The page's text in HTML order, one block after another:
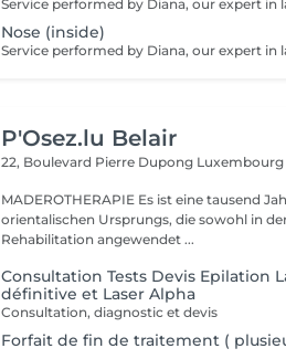
Nose (inside)
P'Osez.lu Belair
22, Boulevard Pierre Dupong Luxembourg
MADEROTHERAPIE Es ist eine tausend Jahre alte Technik
orientalischen Ursprungs, die sowohl in
Rehabilitation angewendet ...
Consultation Tests Devis Epilation
définitive et Laser Alpha
Consultation, diagnostic et devis
Forfait de fin de traitement (